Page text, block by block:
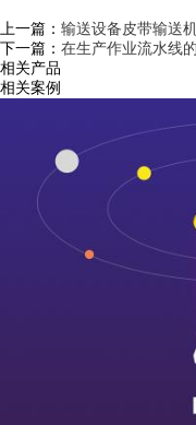
上一篇： 输送设备皮带输送
下一篇： 在生产作业流水线
相关产品
相关案例